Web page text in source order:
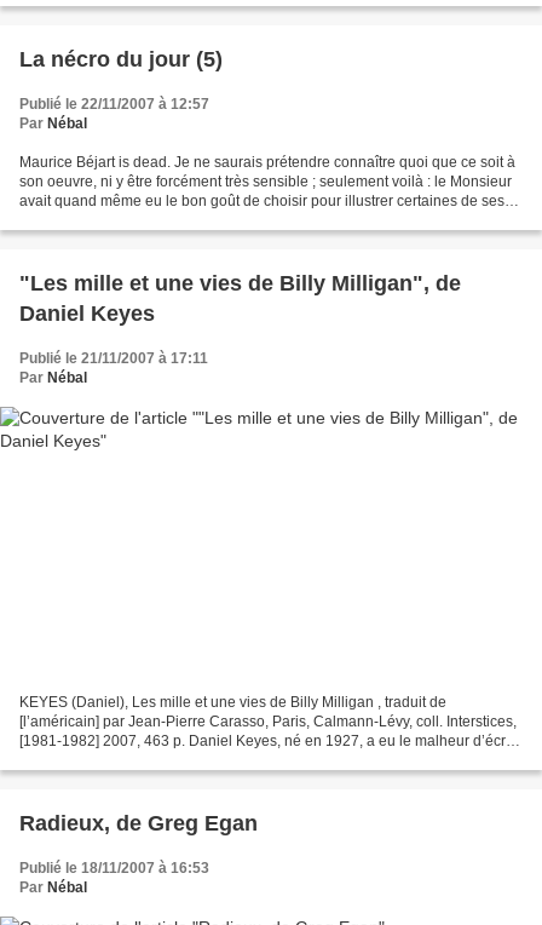
La nécro du jour (5)
Publié le 22/11/2007 à 12:57
Par Nébal
Maurice Béjart is dead. Je ne saurais prétendre connaître quoi que ce soit à
son oeuvre, ni y être forcément très sensible ; seulement voilà : le Monsieur
avait quand même eu le bon goût de choisir pour illustrer certaines de ses
"Les mille et une vies de Billy Milligan", de
Daniel Keyes
Publié le 21/11/2007 à 17:11
Par Nébal
KEYES (Daniel), Les mille et une vies de Billy Milligan , traduit de
[l’américain] par Jean-Pierre Carasso, Paris, Calmann-Lévy, coll. Interstices,
[1981-1982] 2007, 463 p. Daniel Keyes, né en 1927, a eu le malheur d’écrire
Radieux, de Greg Egan
Publié le 18/11/2007 à 16:53
Par Nébal